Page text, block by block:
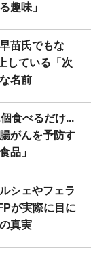
趣味」
苗氏でもな
している「次
名前
食べるだけ...
がんを予防す
品」
シェやフェラ
が実際に目に
真実